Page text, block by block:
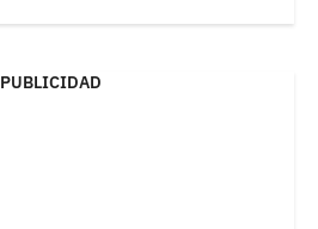
PUBLICIDAD